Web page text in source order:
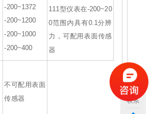
-200~1372
-200~1200
-200~1000
-200~400
111型仪表在-200~20
0范围内具有0.1分辨
力，可配用表面传感
器
不可配用表面
传感器 联系